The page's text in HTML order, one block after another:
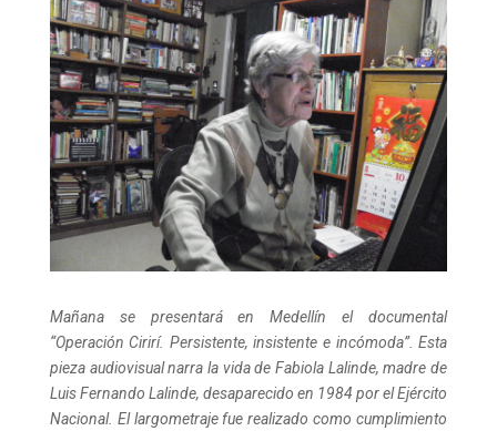
Mañana se presentará en Medellín el documental
“Operación Cirirí. Persistente, insistente e incómoda”. Esta
pieza audiovisual narra la vida de Fabiola Lalinde, madre de
Luis Fernando Lalinde, desaparecido en 1984 por el Ejército
Nacional. El largometraje fue realizado como cumplimiento